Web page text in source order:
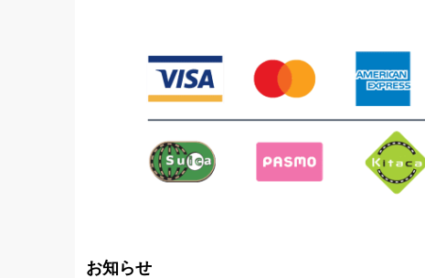
お知らせ